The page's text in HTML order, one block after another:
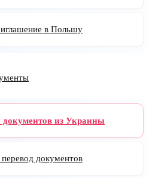
в Польшу
из Украины
документов